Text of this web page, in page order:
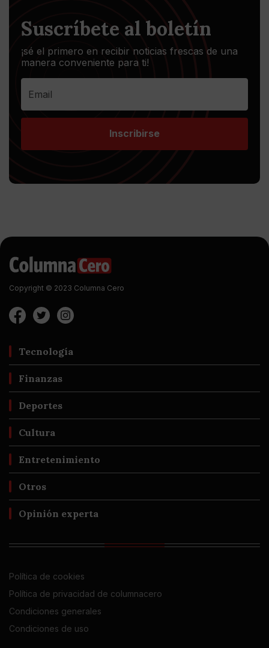
Suscríbete al boletín
¡sé el primero en recibir noticias frescas de una
manera conveniente para ti!
Inscribirse
Copyright © 2023 Columna Cero
Tecnología
Finanzas
Deportes
Cultura
Entretenimiento
Otros
Opinión experta
Política de cookies
Política de privacidad de columnacero
Condiciones generales
Condiciones de uso